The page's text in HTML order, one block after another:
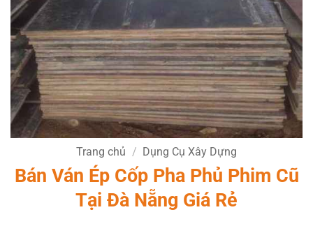
Trang chủ / Dụng Cụ Xây Dựng
Bán Ván Ép Cốp Pha Phủ Phim Cũ
Tại Đà Nẵng Giá Rẻ